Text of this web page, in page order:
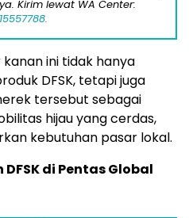
Kirim lewat WA Center:
kanan ini tidak hanya
DFSK, tetapi juga
tersebut sebagai
hijau yang cerdas,
kebutuhan pasar lokal.
di Pentas Global